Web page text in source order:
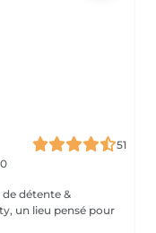
51
détente &